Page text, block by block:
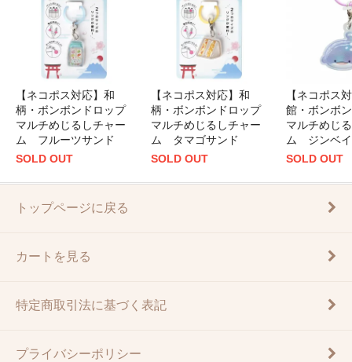
【ネコポス対応】和
柄・ボンボンドロップ
マルチめじるしチャー
ム フルーツサンド
SOLD OUT
【ネコポス対応】和
柄・ボンボンドロップ
マルチめじるしチャー
ム タマゴサンド
SOLD OUT
【ネコポス
館・ボンボ
マルチめじ
ム ジンベ
SOLD OUT
トップページに戻る
カートを見る
特定商取引法に基づく表記
プライバシーポリシー